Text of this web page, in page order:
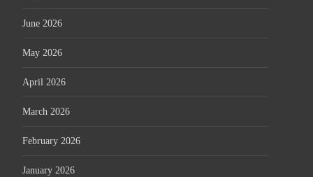
June 2026
May 2026
April 2026
March 2026
February 2026
January 2026